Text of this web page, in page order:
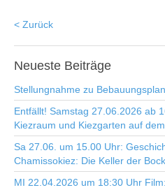
< Zurück
Neueste Beiträge
Stellungnahme zu
Entfällt! Samstag 27.06.2026 ab
Kiezraum und Kiezgarten auf
Sa 27.06. um 15.00 Uhr:
Chamissokiez: Die Keller der
MI 22.04.2026 um 18:30 Uhr